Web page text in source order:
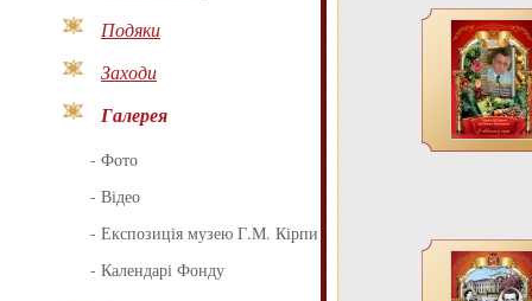
Подяки
Заходи
Галерея
- Фото
- Відео
- Експозиція музею Г.М. Кірпи
- Календарі Фонду